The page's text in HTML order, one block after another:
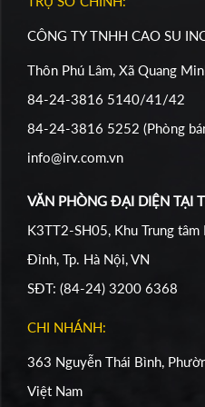
CÔNG TY TNHH CAO SU
Thôn Phú Lâm, Xã Quang
84-24-3816 5140/41/42
84-24-3816 5252 (Phòng
info@irv.com.vn
VĂN PHÒNG ĐẠI DIỆN TẠI
K3TT2-SH05, Khu Trung tâm
Đỉnh, Tp. Hà Nội, VN
SĐT: (84-24) 3200 6368
CHI NHÁNH:
363 Nguyễn Thái Bình,
Việt Nam